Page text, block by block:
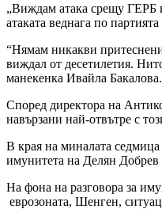
„Виждам атака срещу ГЕРБ
атаката веднага по
“Нямам никакви
виждал от десетилетия.
манекенка Ивайла Бакалова.
Според директора на
навързани най-отвътре с
В края на миналата
имунитета на Делян Добрев
На фона на разговора за
еврозоната, Шенген,